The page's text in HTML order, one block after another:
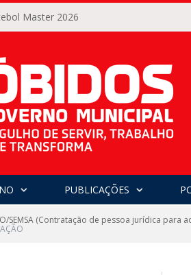
Master 2026
PUBLICAÇÕES
SEMSA (Contratação de pessoa jurídica